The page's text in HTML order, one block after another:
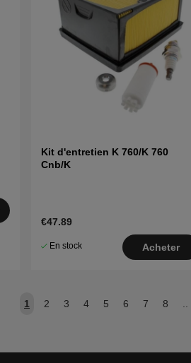
Kit d'entretien K 760/K 760
Cnb/K
€47.89
En stock Acheter
1 2 3 4 5 6 7 8